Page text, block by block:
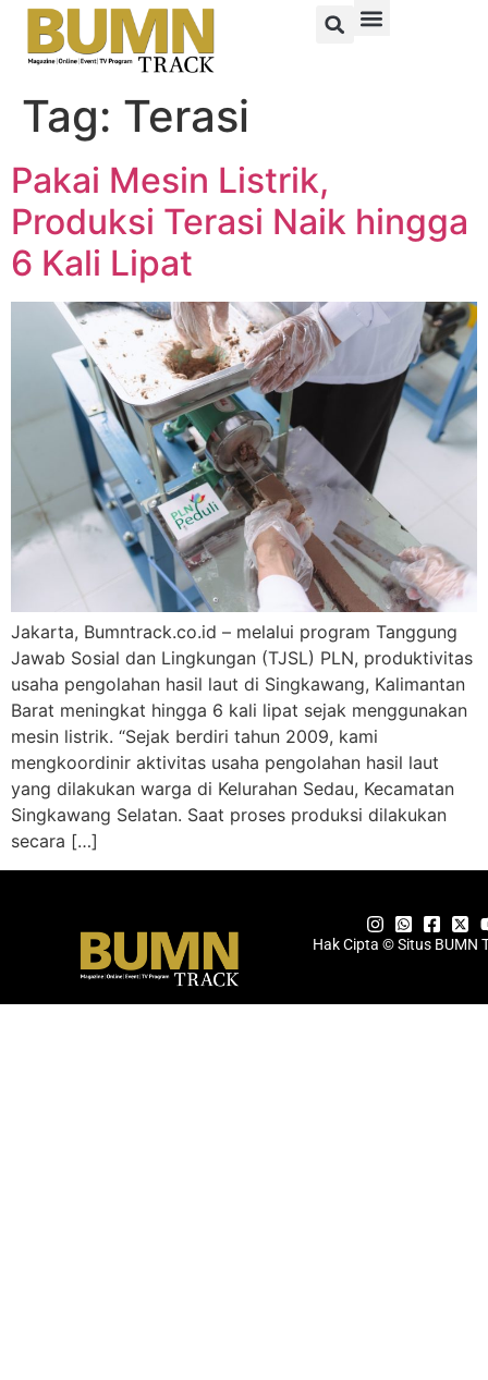
Tag: Terasi
Pakai Mesin Listrik,
Produksi Terasi Naik hingga
6 Kali Lipat
Jakarta, Bumntrack.co.id – melalui program Tanggung
Jawab Sosial dan Lingkungan (TJSL) PLN, produktivitas
usaha pengolahan hasil laut di Singkawang, Kalimantan
Barat meningkat hingga 6 kali lipat sejak menggunakan
mesin listrik. “Sejak berdiri tahun 2009, kami
mengkoordinir aktivitas usaha pengolahan hasil laut
yang dilakukan warga di Kelurahan Sedau, Kecamatan
Singkawang Selatan. Saat proses produksi dilakukan
secara […]
Hak Cipta © Situs BUMN